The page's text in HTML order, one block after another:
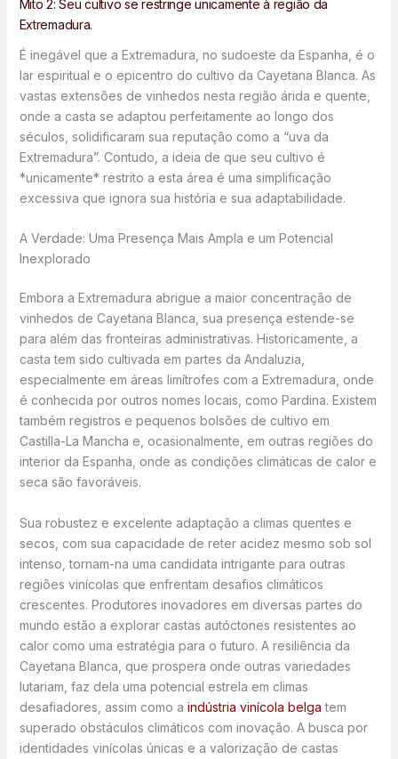
Mito 2: Seu cultivo se restringe unicamente à região da
Extremadura.
É inegável que a Extremadura, no sudoeste da Espanha, é o
lar espiritual e o epicentro do cultivo da Cayetana Blanca. As
vastas extensões de vinhedos nesta região árida e quente,
onde a casta se adaptou perfeitamente ao longo dos
séculos, solidificaram sua reputação como a “uva da
Extremadura”. Contudo, a ideia de que seu cultivo é
*unicamente* restrito a esta área é uma simplificação
excessiva que ignora sua história e sua adaptabilidade.
A Verdade: Uma Presença Mais Ampla e um Potencial
Inexplorado
Embora a Extremadura abrigue a maior concentração de
vinhedos de Cayetana Blanca, sua presença estende-se
para além das fronteiras administrativas. Historicamente, a
casta tem sido cultivada em partes da Andaluzia,
especialmente em áreas limítrofes com a Extremadura, onde
é conhecida por outros nomes locais, como Pardina. Existem
também registros e pequenos bolsões de cultivo em
Castilla-La Mancha e, ocasionalmente, em outras regiões do
interior da Espanha, onde as condições climáticas de calor e
seca são favoráveis.
Sua robustez e excelente adaptação a climas quentes e
secos, com sua capacidade de reter acidez mesmo sob sol
intenso, tornam-na uma candidata intrigante para outras
regiões vinícolas que enfrentam desafios climáticos
crescentes. Produtores inovadores em diversas partes do
mundo estão a explorar castas autóctones resistentes ao
calor como uma estratégia para o futuro. A resiliência da
Cayetana Blanca, que prospera onde outras variedades
lutariam, faz dela uma potencial estrela em climas
desafiadores, assim como a indústria vinícola belga tem
superado obstáculos climáticos com inovação. A busca por
identidades vinícolas únicas e a valorização de castas